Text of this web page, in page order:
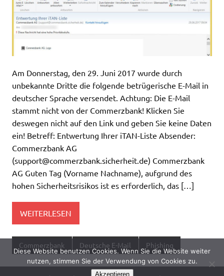
Am Donnerstag, den 29. Juni 2017 wurde durch
unbekannte Dritte die folgende betrügerische E-Mail in
deutscher Sprache versendet. Achtung: Die E-Mail
stammt nicht von der Commerzbank! Klicken Sie
deswegen nicht auf den Link und geben Sie keine Daten
ein! Betreff: Entwertung Ihrer iTAN-Liste Absender:
Commerzbank AG
(support@commerzbank.sicherheit.de) Commerzbank
AG Guten Tag (Vorname Nachname), aufgrund des
hohen Sicherheitsrisikos ist es erforderlich, das […]
WEITERLESEN
Commerzbank Deutsche E-Mail Phishing
Diese Website benutzen Cookies. Wenn Sie die Website weiter
nutzen, stimmen Sie der Verwendung von Cookies zu.
Akzeptieren